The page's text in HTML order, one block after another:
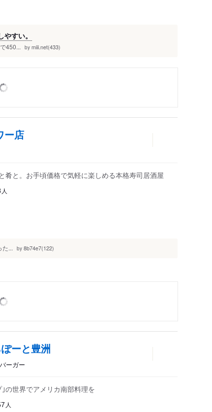
すい。
450... by miii.net(433)
ー店
肴と。お手頃価格で気軽に楽しめる本格寿司居酒屋
人
た... by 8b74e7(122)
ーと豊洲
ーガー
の世界でアメリカ南部料理を
人